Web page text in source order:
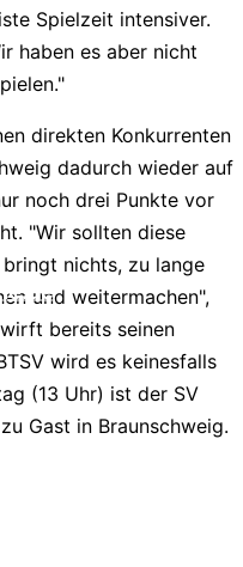
Spielzeit intensiver.
haben es aber nicht
direkten Konkurrenten
dadurch wieder auf
noch drei Punkte vor
"Wir sollten diese
nichts, zu lange
und weitermachen",
bereits seinen
wird es keinesfalls
(13 Uhr) ist der SV
Gast in Braunschweig.